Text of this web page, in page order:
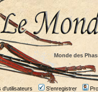
Monde des
d'utilisateurs S'enregistrer